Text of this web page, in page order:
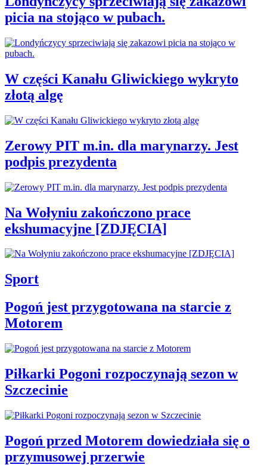
picia na stojąco w pubach.
W części Kanału Gliwickiego wykryto
złotą algę
Zerowy PIT m.in. dla marynarzy. Jest
podpis prezydenta
Na Wołyniu zakończono prace
ekshumacyjne [ZDJĘCIA]
Sport
Pogoń jest przygotowana na starcie z
Motorem
Piłkarki Pogoni rozpoczynają sezon w
Szczecinie
Pogoń przed Motorem dowiedziała się o
przymusowej przerwie